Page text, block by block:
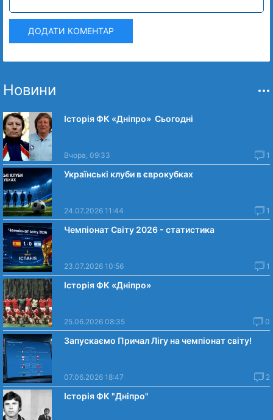
ДОДАТИ КОМЕНТАР
Новини
Історія ФК «Дніпро» Сьогодні
Вчора, 09:33 1
Українські клуби в єврокубках
24.07.2026 11:44 1
Чемпіонат Світу 2026 - статистика
23.07.2026 10:56 1
Історія ФК «Дніпро»
25.06.2026 08:35 0
Запускаємо Причал Лігу на чемпіонат світу!
07.06.2026 18:47 2
Історія ФК "Дніпро"